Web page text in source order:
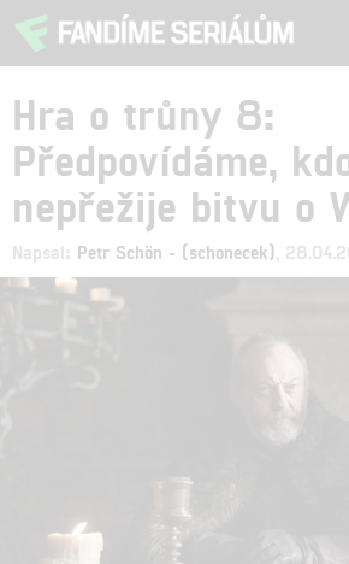
Hra o trůny 8:
Předpovídáme,
nepřežije bitvu o
Napsal: Petr Schön - (schonecek) ,